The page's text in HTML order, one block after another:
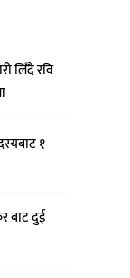
लिँदै रवि
१
बाट दुई